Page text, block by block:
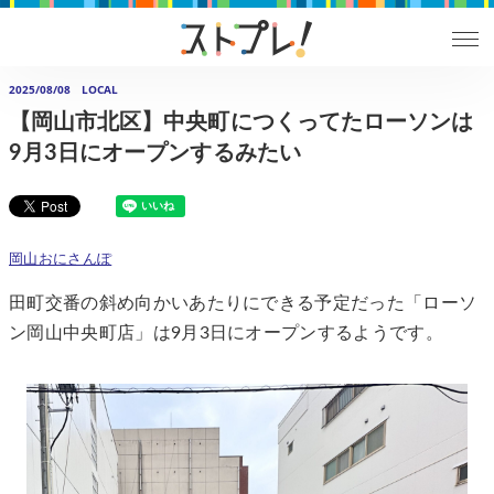
2025/08/08 LOCAL
【岡山市北区】中央町につくってたローソンは
9月3日にオープンするみたい
岡山おにさんぽ
田町交番の斜め向かいあたりにできる予定だった「ローソ
ン岡山中央町店」は9月3日にオープンするようです。